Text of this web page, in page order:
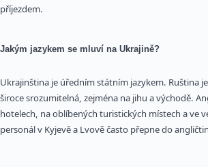
příjezdem.
Jakým jazykem se mluví na Ukrajině?
Ukrajinština je úředním státním jazykem. Ruština
široce srozumitelná, zejména na jihu a východě.
hotelech, na oblíbených turistických místech a ve
personál v Kyjevě a Lvově často přepne do